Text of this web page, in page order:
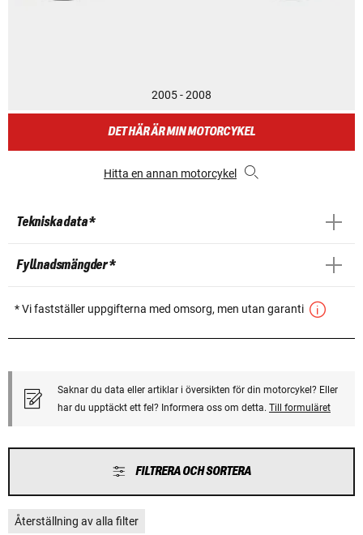
2005 - 2008
DET HÄR ÄR MIN MOTORCYKEL
Hitta en annan motorcykel
Tekniska data *
Fyllnadsmängder *
* Vi fastställer uppgifterna med omsorg, men utan garanti
Saknar du data eller artiklar i översikten för din motorcykel? Eller
har du upptäckt ett fel? Informera oss om detta. Till formuläret
FILTRERA OCH SORTERA
Återställning av alla filter